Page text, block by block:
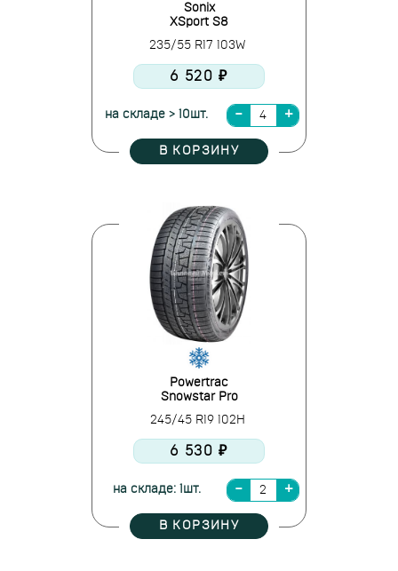
Sonix
XSport S8
235/55 R17 103W
6 520 ₽
на складе > 10шт.
В КОРЗИНУ
Powertrac
Snowstar Pro
245/45 R19 102H
6 530 ₽
на складе: 1шт.
В КОРЗИНУ